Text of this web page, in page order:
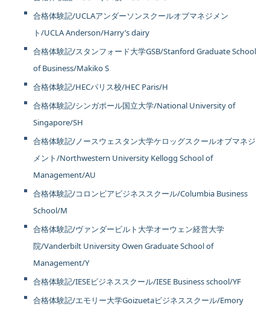
合格体験記/UCLAアンダーソンスクールオブマネジメン
ト/UCLA Anderson/Harry’s dairy
合格体験記/スタンフォード大学GSB/Stanford Graduate School
of Business/Makiko S
合格体験記/HECパリス校/HEC Paris/H
合格体験記/シンガポール国立大学/National University of
Singapore/SH
合格体験記/ノースウェスタン大学ケロッグスクールオブマネジ
メント/Northwestern University Kellogg School of
Management/AU
合格体験記/コロンビアビジネススクール/Columbia Business
School/M
合格体験記/ヴァンダービルト大学オーウェン経営大学
院/Vanderbilt University Owen Graduate School of
Management/Y
合格体験記/IESEビジネススクール/IESE Business school/YF
合格体験記/エモリー大学Goizuetaビジネススクール/Emory